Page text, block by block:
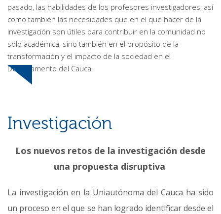
pasado, las habilidades de los profesores investigadores, así
como también las necesidades que en el que hacer de la
investigación son útiles para contribuir en la comunidad no
sólo académica, sino también en el propósito de la
transformación y el impacto de la sociedad en el
Departamento del Cauca.
Investigación
Los nuevos retos de la investigación desde
una propuesta disruptiva
La investigación en la Uniautónoma del Cauca ha sido
un proceso en el que se han logrado identificar desde el